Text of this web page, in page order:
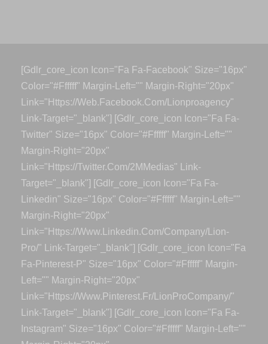
[gdlr_core_icon Icon="fa Fa-Facebook" Size="16px"
Color="#ffffff" Margin-Left="" Margin-Right="20px"
Link="https://web.facebook.com/lionproagency"
Link-Target="_blank"] [gdlr_core_icon Icon="fa Fa-
Twitter" Size="16px" Color="#ffffff" Margin-Left=""
Margin-Right="20px"
Link="https://twitter.com/2MMedias" Link-
Target="_blank"] [gdlr_core_icon Icon="fa Fa-
Linkedin" Size="16px" Color="#ffffff" Margin-Left=""
Margin-Right="20px"
Link="https://www.linkedin.com/company/lion-
Pro/" Link-Target="_blank"] [gdlr_core_icon Icon="fa
Fa-Pinterest-P" Size="16px" Color="#ffffff" Margin-
Left="" Margin-Right="20px"
Link="https://www.pinterest.fr/LionProCompany/"
Link-Target="_blank"] [gdlr_core_icon Icon="fa Fa-
Instagram" Size="16px" Color="#ffffff" Margin-Left=""